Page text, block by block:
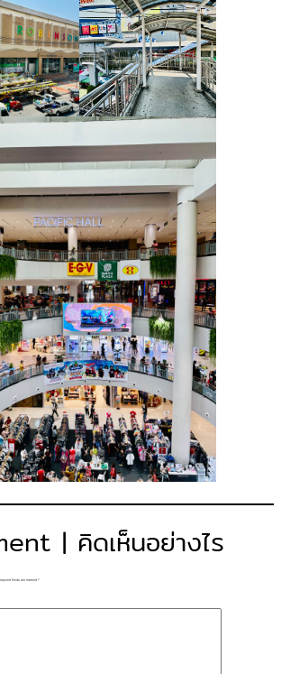
| คิดเห็นอย่างไร
Required fields are marked *